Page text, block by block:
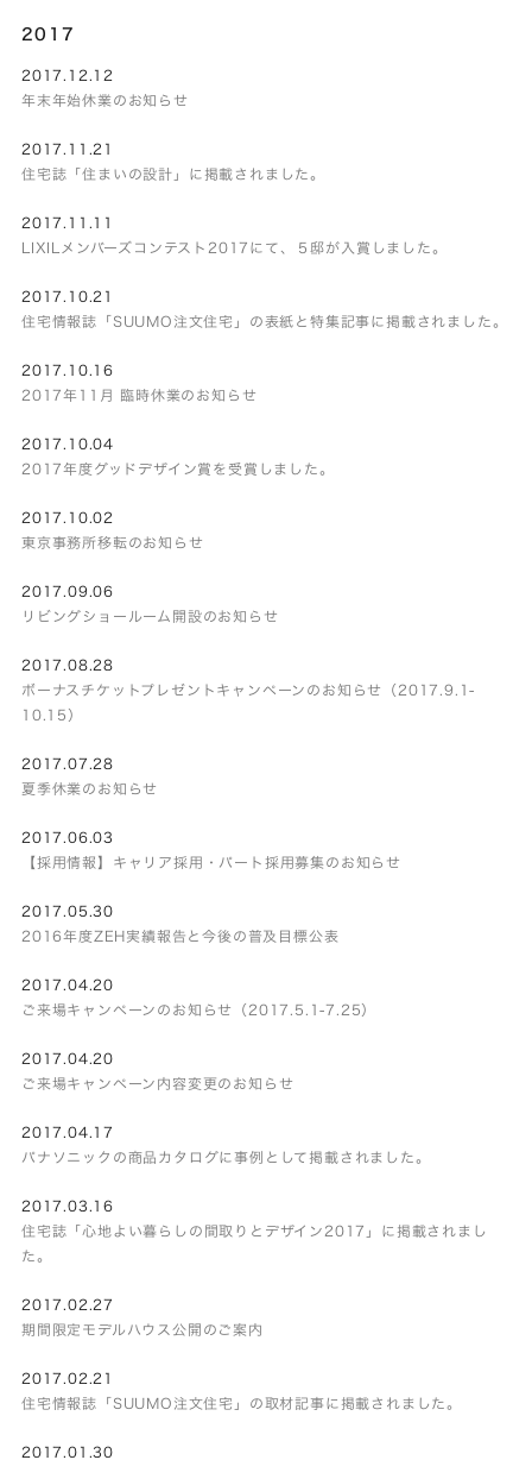
2017
2017.12.12
年末年始休業のお知らせ
2017.11.21
住宅誌「住まいの設計」に掲載されました。
2017.11.11
LIXILメンバーズコンテスト2017にて、５邸が入賞しました。
2017.10.21
住宅情報誌「SUUMO注文住宅」の表紙と特集記事に掲載されました。
2017.10.16
2017年11月 臨時休業のお知らせ
2017.10.04
2017年度グッドデザイン賞を受賞しました。
2017.10.02
東京事務所移転のお知らせ
2017.09.06
リビングショールーム開設のお知らせ
2017.08.28
ボーナスチケットプレゼントキャンペーンのお知らせ（2017.9.1-
10.15）
2017.07.28
夏季休業のお知らせ
2017.06.03
【採用情報】キャリア採用・パート採用募集のお知らせ
2017.05.30
2016年度ZEH実績報告と今後の普及目標公表
2017.04.20
ご来場キャンペーンのお知らせ（2017.5.1-7.25）
2017.04.20
ご来場キャンペーン内容変更のお知らせ
2017.04.17
パナソニックの商品カタログに事例として掲載されました。
2017.03.16
住宅誌「心地よい暮らしの間取りとデザイン2017」に掲載されまし
た。
2017.02.27
期間限定モデルハウス公開のご案内
2017.02.21
住宅情報誌「SUUMO注文住宅」の取材記事に掲載されました。
2017.01.30